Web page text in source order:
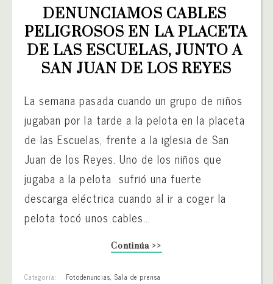
DENUNCIAMOS CABLES
PELIGROSOS EN LA PLACETA
DE LAS ESCUELAS, JUNTO A
SAN JUAN DE LOS REYES
La semana pasada cuando un grupo de niños
jugaban por la tarde a la pelota en la placeta
de las Escuelas, frente a la iglesia de San
Juan de los Reyes. Uno de los niños que
jugaba a la pelota sufrió una fuerte
descarga eléctrica cuando al ir a coger la
pelota tocó unos cables...
Continúa >>
Categoría: Fotodenuncias,Sala de prensa